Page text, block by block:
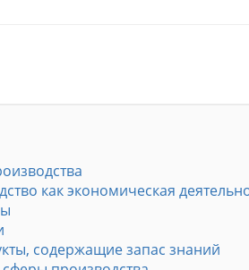
как экономическая
содержащие запас знаний